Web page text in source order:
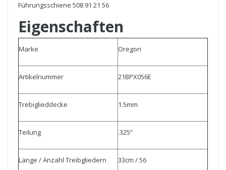
Führungsschiene 508 91 21 56
Eigenschaften
Marke Oregon
Artikelnummer 21BPX056E
Trebiglieddecke 1.5mm
Teilung .325“
Länge / Anzahl Treibgliedern 33cm / 56